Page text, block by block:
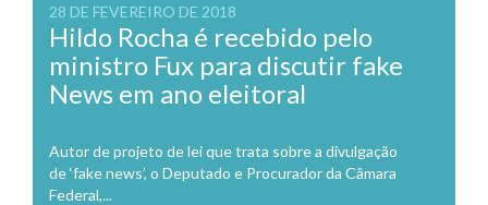
28 DE FEVEREIRO DE 2018
Hildo Rocha é recebido pelo
ministro Fux para discutir fake
News em ano eleitoral
Autor de projeto de lei que trata sobre a divulgação
de ‘fake news’, o Deputado e Procurador da Câmara
Federal,...